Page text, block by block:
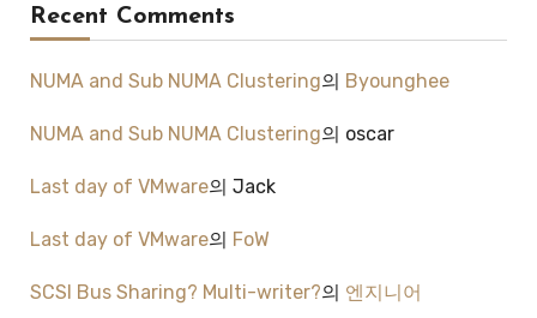
Recent Comments
NUMA and Sub NUMA Clustering의 Byounghee
NUMA and Sub NUMA Clustering의 oscar
Last day of VMware의 Jack
Last day of VMware의 FoW
SCSI Bus Sharing? Multi-writer?의 엔지니어